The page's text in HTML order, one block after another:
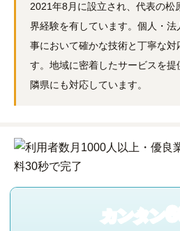
2021年8月に設立され、代表の松
界経験を有しています。個人・
事において確かな技術と丁寧な対
す。地域に密着したサービスを
隣県にも対応しています。
カンタン